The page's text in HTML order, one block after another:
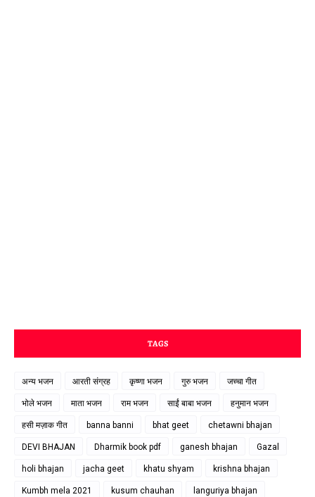
TAGS
अन्य भजन आरती संग्रह कृष्णा भजन गुरु भजन जच्चा गीत
भोले भजन माता भजन राम भजन साईं बाबा भजन हनुमान भजन
हसी मज़ाक गीत banna banni bhat geet chetawni bhajan
DEVI BHAJAN Dharmik book pdf ganesh bhajan Gazal
holi bhajan jacha geet khatu shyam krishna bhajan
Kumbh mela 2021 kusum chauhan languriya bhajan